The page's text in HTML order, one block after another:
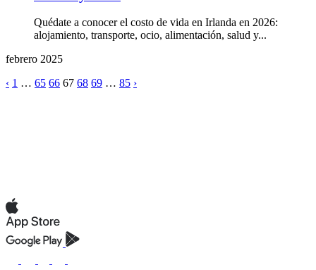
Quédate a conocer el costo de vida en Irlanda en 2026:
alojamiento, transporte, ocio, alimentación, salud y...
febrero 2025
‹ 1 … 65 66 67 68 69 … 85 ›